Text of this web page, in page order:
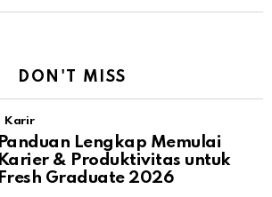
DON'T MISS
Karir
Panduan Lengkap Memulai
Karier & Produktivitas untuk
Fresh Graduate 2026